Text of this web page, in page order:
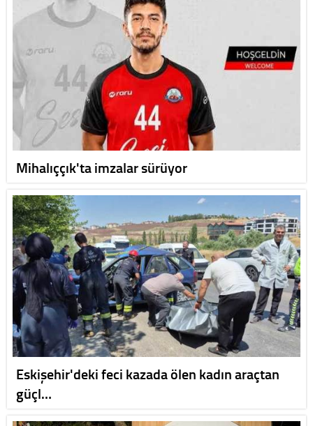
Mihalıççık'ta imzalar sürüyor
Eskişehir'deki feci kazada ölen kadın araçtan
güçl…